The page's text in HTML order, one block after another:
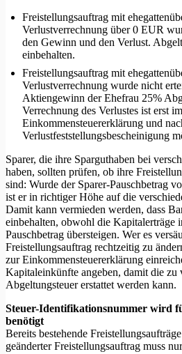
Freistellungsauftrag mit
Verlustverrechnung über 0 EUR
den Gewinn und den Verlust.
einbehalten.
Freistellungsauftrag mit
Verlustverrechnung wurde nicht
Aktiengewinn der Ehefrau 25%
Verrechnung des Verlustes ist erst
Einkommensteuererklärung und
Verlustfeststellungsbescheinigung
Sparer, die ihre Sparguthaben bei
haben, sollten prüfen, ob ihre
sind: Wurde der Sparer-Pauschbetrag
ist er in richtiger Höhe auf die
Damit kann vermieden werden, dass
einbehalten, obwohl die Kapitalerträge
Pauschbetrag übersteigen. Wer es
Freistellungsauftrag rechtzeitig zu
zur Einkommensteuererklärung
Kapitaleinkünfte angeben, damit die zu
Abgeltungsteuer erstattet werden kann.
Steuer-Identifikationsnummer wird
benötigt
Bereits bestehende
geänderter Freistellungsauftrag muss